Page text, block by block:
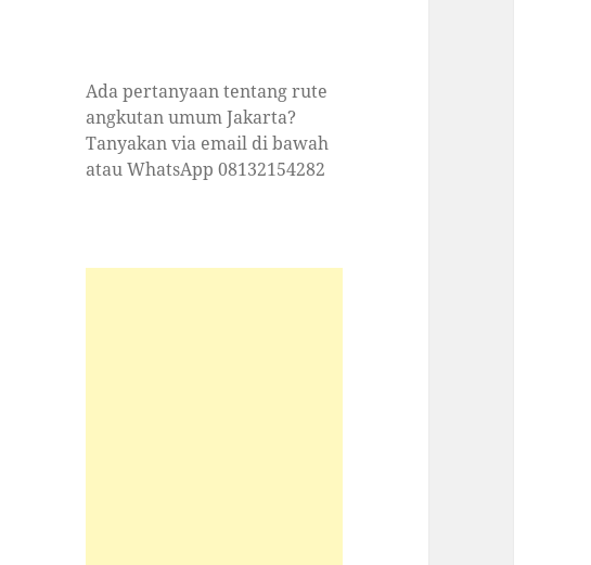
Ada pertanyaan tentang rute
angkutan umum Jakarta?
Tanyakan via email di bawah
atau WhatsApp 08132154282